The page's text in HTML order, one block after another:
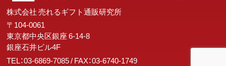
株式会社 売れるギフト通販研究所
〒104-0061
東京都中央区銀座 6-14-8
銀座石井ビル4F
TEL：03-6869-7085/ FAX：03-6740-1749